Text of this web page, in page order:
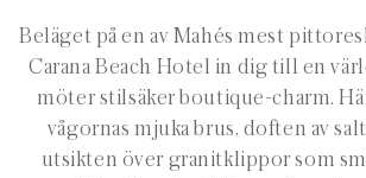
Beläget på en av Mahés mest
Carana Beach Hotel in dig till en
möter stilsäker boutique-charm.
vågornas mjuka brus, doften av
utsikten över granitklippor som